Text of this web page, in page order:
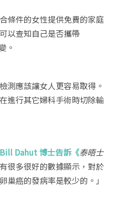
條件的女性提供免費的家庭
以查知自己是否攜帶
。
測應該讓女人更容易取得。
進行其它婦科手術時切除輸
Bill Dahut 博士告訴《泰晤士
很多很好的數據顯示，對於
巢癌的發病率是較少的。」